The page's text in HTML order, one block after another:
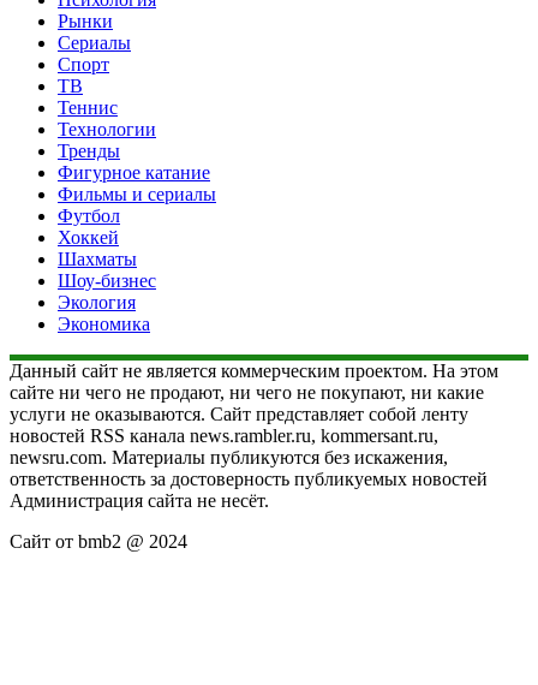
Рынки
Сериалы
Спорт
ТВ
Теннис
Технологии
Тренды
Фигурное катание
Фильмы и сериалы
Футбол
Хоккей
Шахматы
Шоу-бизнес
Экология
Экономика
Данный сайт не является коммерческим проектом. На этом
сайте ни чего не продают, ни чего не покупают, ни какие
услуги не оказываются. Сайт представляет собой ленту
новостей RSS канала news.rambler.ru, kommersant.ru,
newsru.com. Материалы публикуются без искажения,
ответственность за достоверность публикуемых новостей
Администрация сайта не несёт.
Сайт от bmb2 @ 2024